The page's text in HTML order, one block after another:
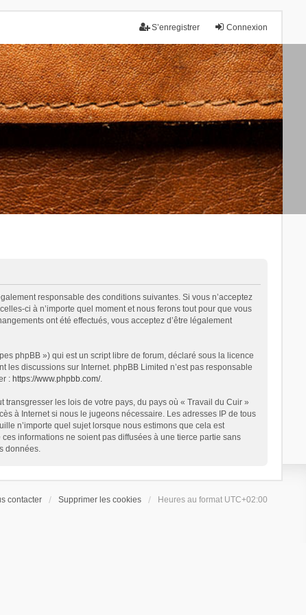
Connexion
S’enregistrer
responsable des conditions suivantes. Si vous n’acceptez
ci à n’importe quel moment et nous ferons tout pour que vous
ont été effectués, vous acceptez d’être légalement
phpBB ») qui est un script libre de forum, déclaré sous la licence
les discussions sur Internet. phpBB Limited n’est pas responsable
: https://www.phpbb.com/.
les lois de votre pays, du pays où « Travail du Cuir »
à Internet si nous le jugeons nécessaire. Les adresses IP de tous
n’importe quel sujet lorsque nous estimons que cela est
informations ne soient pas diffusées à une tierce partie sans
données.
contacter Supprimer les cookies Heures au format UTC+02:00